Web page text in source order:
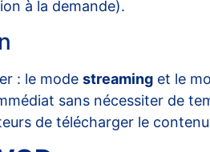
à la demande).
: le mode streaming et le
sans nécessiter de
de télécharger le